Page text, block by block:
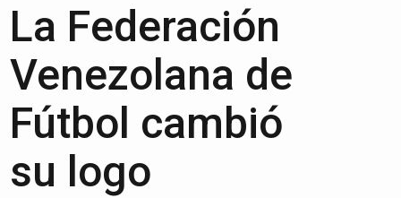
La Federación
Venezolana de
Fútbol cambió
su logo